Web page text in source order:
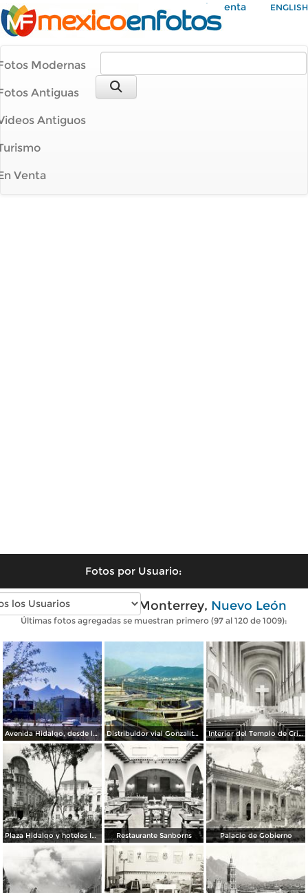
Mi Cuenta ENGLISH
Modernas
Antiguas
Antiguos
Venta
Fotos por Usuario:
Fotos antiguas de Monterrey, Nuevo León
Últimas fotos agregadas se muestran primero (97 al 120 de 1009):
Avenida Hidalgo, desde la plaza de La Purísima (1964) Distribuidor vial Gonzalitos y Constitución Interior del Templo de Cristo Rey
Plaza Hidalgo y hoteles Imperial, Ancira y Colonial Restaurante Sanborns Palacio de Gobierno